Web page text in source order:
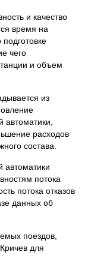
и качество
время на
чего
и объем
из
автоматики,
расходов
состава.
автоматики
потока
потока отказов
данных об
поездов,
для